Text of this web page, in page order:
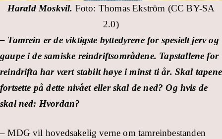
Harald Moskvil. Foto: Thomas Ekström (CC BY-SA
2.0)
– Tamrein er de viktigste byttedyrene for spesielt jerv og
gaupe i de samiske reindriftsområdene. Tapstallene for
reindrifta har vært stabilt høye i minst ti år. Skal tapene
fortsette på dette nivået eller skal de ned? Og hvis de
skal ned: Hvordan?
– MDG vil hovedsakelig verne om tamreinbestanden